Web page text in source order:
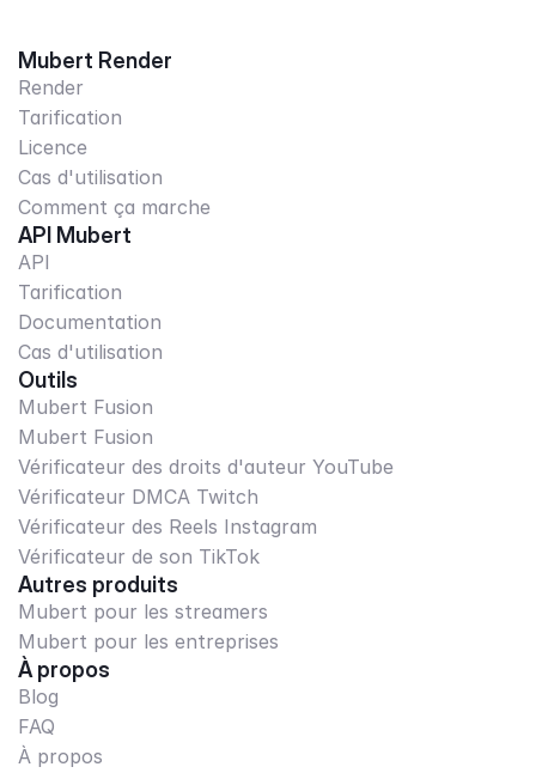
Mubert Render
Render
Tarification
Licence
Cas d'utilisation
Comment ça marche
API Mubert
API
Tarification
Documentation
Cas d'utilisation
Outils
Mubert Fusion
Mubert Fusion
Vérificateur des droits d'auteur YouTube
Vérificateur DMCA Twitch
Vérificateur des Reels Instagram
Vérificateur de son TikTok
Autres produits
Mubert pour les streamers
Mubert pour les entreprises
À propos
Blog
FAQ
À propos